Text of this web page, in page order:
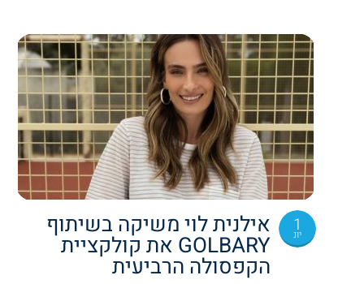
1
יונ אילנית לוי משיקה בשיתוף
GOLBARY את קולקציית
הקפסולה הרביעית